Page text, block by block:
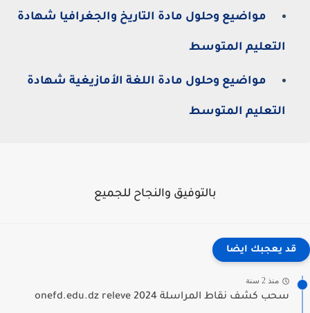
مواضيع وحلول مادة التاريخ والجغرافيا شهادة
التعليم المتوسط
مواضيع وحلول مادة اللغة الأمازيغية شهادة
التعليم المتوسط
بالتوفيق والنجاح للجميع
قد يعجبك ايضا
منذ 2 سنة
سحب كشف نقاط المراسلة 2024 onefd.edu.dz releve